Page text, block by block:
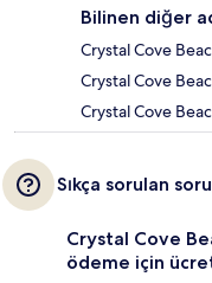
Bilinen diğer
Crystal Cove
Crystal Cove
Crystal Cove
Sıkça sorulan
Crystal Cove
ödeme için